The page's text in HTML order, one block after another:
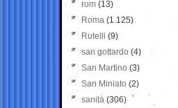
rom (13)
Roma (1.125)
Rutelli (9)
san gottardo (4)
San Martino (3)
San Miniato (2)
sanità (306)